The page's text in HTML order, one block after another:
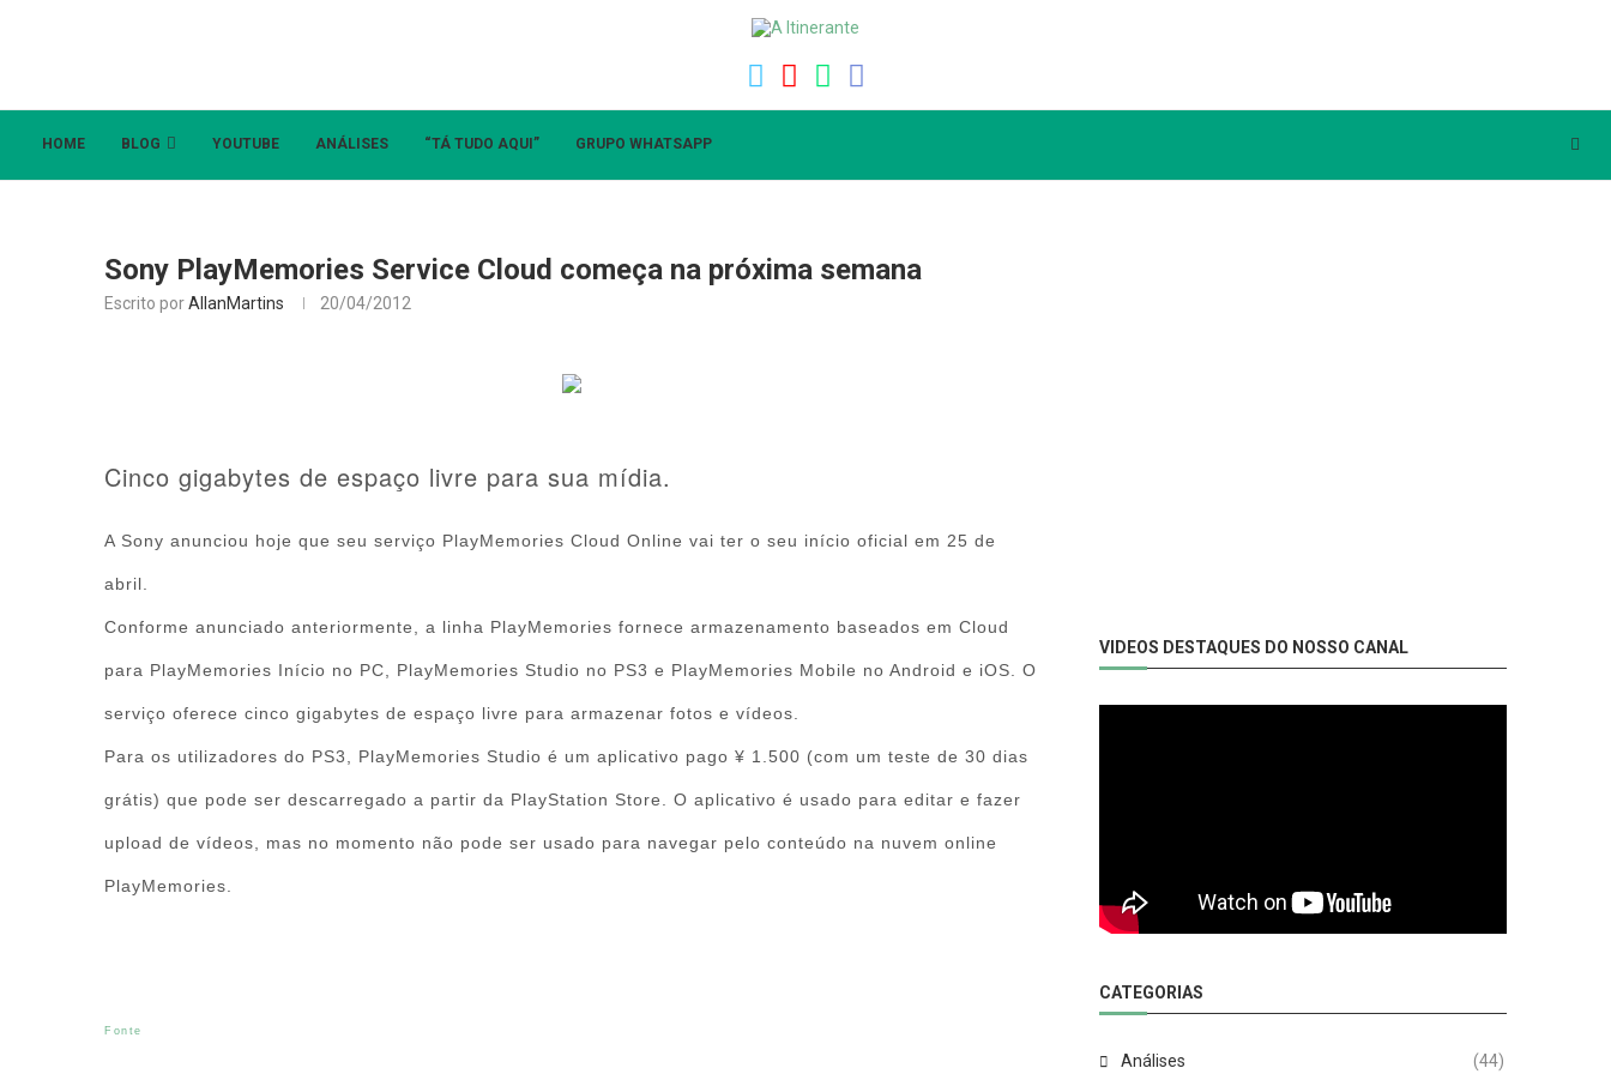
HOME BLOG YOUTUBE ANÁLISES “TÁ TUDO AQUI” GRUPO WHATSAPP
Sony PlayMemories Service Cloud começa na próxima semana
Escrito porAllanMartins 20/04/2012
Cinco gigabytes de espaço livre para sua mídia.
A Sony anunciou hoje que seu serviço PlayMemories Cloud Online vai ter o seu início oficial em 25 de
abril.
Conforme anunciado anteriormente, a linha PlayMemories fornece armazenamento baseados em Cloud
para PlayMemories Início no PC, PlayMemories Studio no PS3 e PlayMemories Mobile no Android e iOS. O
serviço oferece cinco gigabytes de espaço livre para armazenar fotos e vídeos.
Para os utilizadores do PS3, PlayMemories Studio é um aplicativo pago ¥ 1.500 (com um teste de 30 dias
grátis) que pode ser descarregado a partir da PlayStation Store. O aplicativo é usado para editar e fazer
upload de vídeos, mas no momento não pode ser usado para navegar pelo conteúdo na nuvem online
PlayMemories.
Fonte
VIDEOS DESTAQUES DO NOSSO CANAL
CATEGORIAS
Análises (44)